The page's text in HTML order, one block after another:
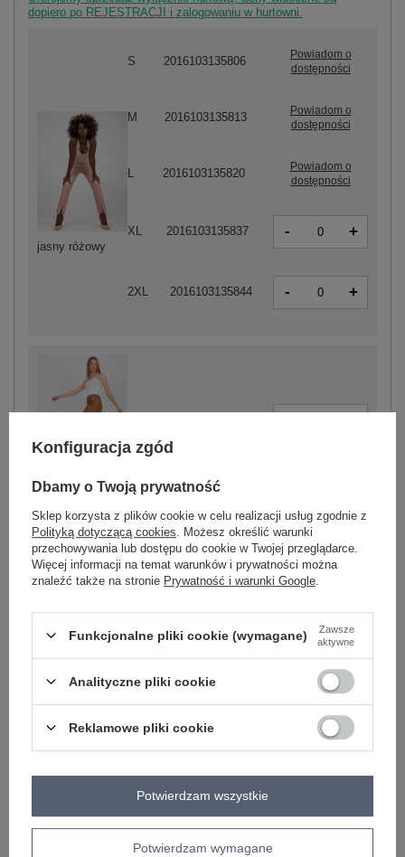
dopiero po REJESTRACJI i zalogowaniu w hurtowni.
jasny różowy
S 2016103135806
Powiadom o
dostępności
M 2016103135813
Powiadom o
dostępności
2016103135820
Powiadom o
dostępności
XL 2016103135837 - +
2XL 2016103135844 - +
camelowy
ZALOGUJ SIĘ I ZOBACZ CENĘ
Zadzwoń+48 601 547 740 Zadaj pytanie
Brudnoróżowe spodnie z materiału Edison
skład materiału: 55% wiskoza, 45% poliuretan
sposób prania: pranie w pralce w 30°C
Kod produktu
DHJ-SP-5012.25
gładki
długość
długa
Konfiguracja zgód
Dbamy o Twoją prywatność
Sklep korzysta z plików cookie w celu realizacji usług zgodnie z
Polityką dotyczącą cookies . Możesz określić warunki
przechowywania lub dostępu do cookie w Twojej przeglądarce.
Więcej informacji na temat warunków i prywatności można
znaleźć także na stronie Prywatność i warunki Google
Funkcjonalne pliki cookie (wymagane)
Zawsze
aktywne
Analityczne pliki cookie
Reklamowe pliki cookie
Potwierdzam wymagane
Potwierdzam wszystkie